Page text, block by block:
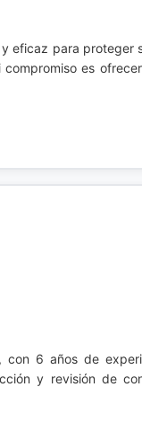
eficaz para proteger
es
, con 6 años de
y revisión de